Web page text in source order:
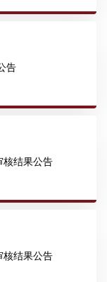
告
核结果公告
核结果公告